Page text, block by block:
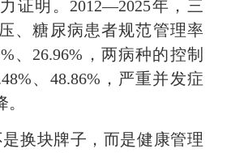
明。2012—2025年，三
、糖尿病患者规范管理率
、26.96%，两病种的控制
、48.86%，严重并发症
块牌子，而是健康管理